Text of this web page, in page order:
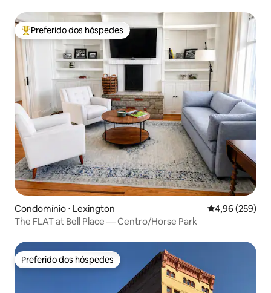
Entre os melhores preferidos dos hóspedes
Preferido dos hóspedes
Condomínio ⋅ Lexington 4,96 de uma
4,96 (259)
The FLAT at Bell Place — Centro/Horse Park
Preferido dos hóspedes
Preferido dos hóspedes